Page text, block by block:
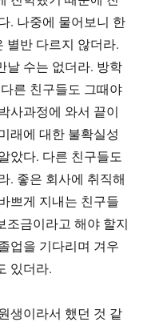
. 나중에 물어보니 한
별반 다르지 않더라.
날 수는 없더라. 방학
른 친구들도 그때야
사과정에 와서 끝이
래에 대한 불확실성
았다. 다른 친구들도
. 좋은 회사에 취직해
쁘게 지내는 친구들
조금이라고 해야 할지
업을 기다리며 겨우
있더라.
생이라서 했던 것 같